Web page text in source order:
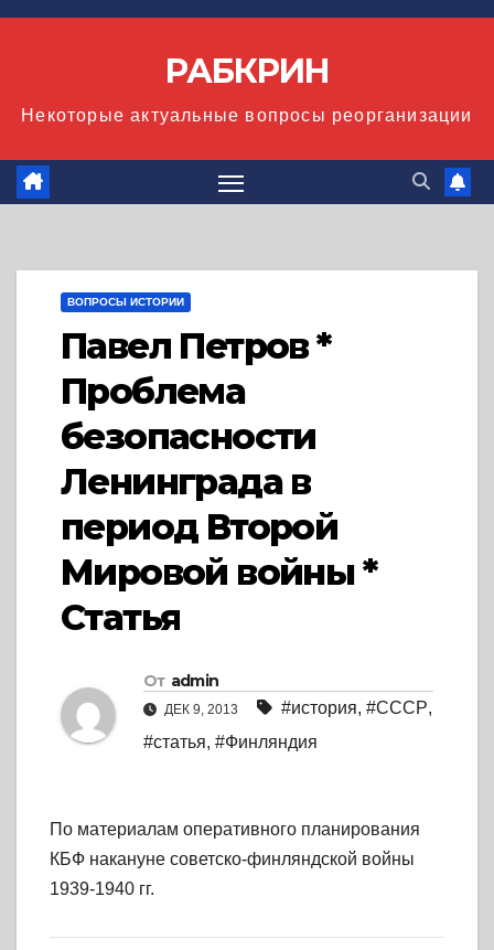
Перейти
РАБКРИН
Некоторые актуальные вопросы реорганизации
ВОПРОСЫ ИСТОРИИ
Павел Петров *
Проблема
безопасности
Ленинграда в
период Второй
Мировой войны *
Статья
От admin
ДЕК 9, 2013 #история, #СССР,
#статья, #Финляндия
По материалам оперативного планирования
КБФ накануне советско-финляндской войны
1939-1940 гг.